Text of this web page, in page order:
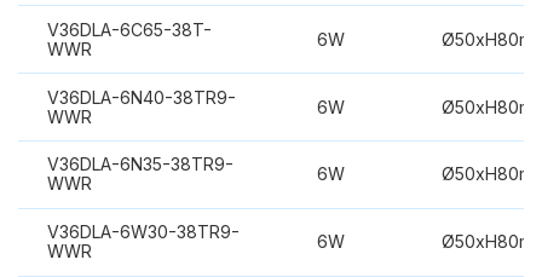
V36DLA-6C65-38T-
WWR
6W
V36DLA-6N40-38TR9-
WWR
6W
V36DLA-6N35-38TR9-
WWR
6W
V36DLA-6W30-38TR9-
WWR
6W